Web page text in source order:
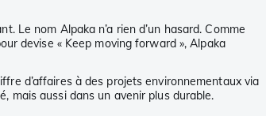
Le nom Alpaka n’a rien d’un hasard. Comme
devise « Keep moving forward », Alpaka
d’affaires à des projets environnementaux via
mais aussi dans un avenir plus durable.